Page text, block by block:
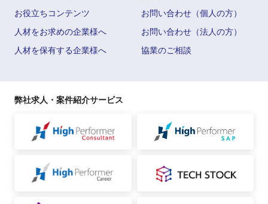
お役立ちコンテンツ
お問い合わせ（個人の方）
人材をお求めの企業様へ
お問い合わせ（法人の方）
人材を保有する企業様へ
協業のご相談
弊社求人・案件紹介サービス